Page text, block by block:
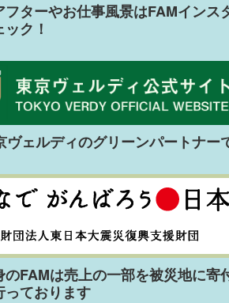
フターやお仕事風景はFAMインス
ク！
ヴェルディのグリーンパートナー
のFAMは売上の一部を被災地に寄
っております